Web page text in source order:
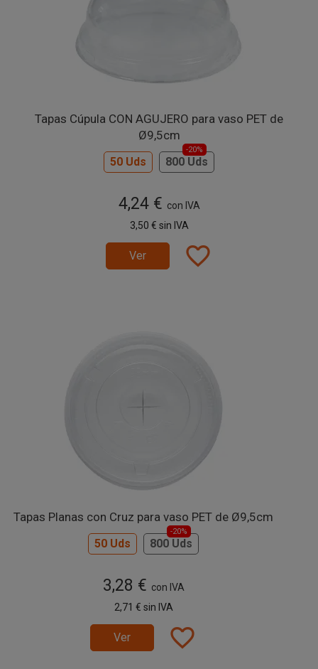
Tapas Cúpula CON AGUJERO para vaso PET de
Ø9,5cm
50 Uds 800 Uds
-20%
4,24 € con IVA
3,50 € sin IVA
Ver favorite_border
Tapas Planas con Cruz para vaso PET de Ø9,5cm
50 Uds 800 Uds
-20%
3,28 € con IVA
2,71 € sin IVA
Ver favorite_border